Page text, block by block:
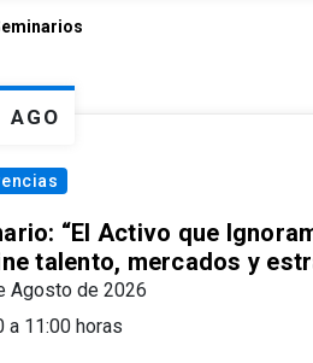
AGO
“El Activo que
talento, mercados y
Agosto de 2026
a 11:00 horas